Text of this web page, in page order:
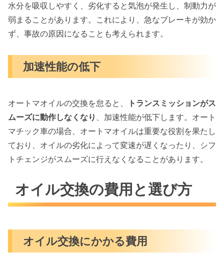
水分を吸収しやすく、劣化すると気泡が発生し、制動力が
弱まることがあります。これにより、急なブレーキが効か
ず、事故の原因になることも考えられます。
加速性能の低下
オートマオイルの交換を怠ると、
トランスミッションがス
ムーズに動作しなくなり 、加速性能が低下します。オート
マチック車の場合、オートマオイルは重要な役割を果たし
ており、オイルの劣化によって変速が遅くなったり、シフ
トチェンジがスムーズに行えなくなることがあります。
オイル交換の費用と選び方
オイル交換にかかる費用